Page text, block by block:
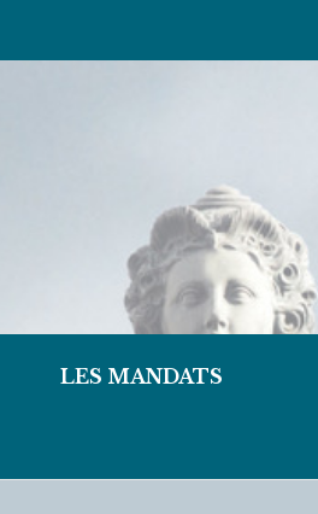
LES MANDATS